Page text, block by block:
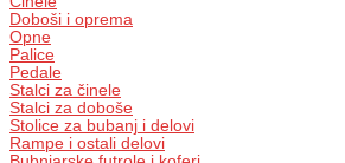
Doboši i oprema
Opne
Palice
Pedale
Stalci za činele
Stalci za doboše
Stolice za bubanj i delovi
Rampe i ostali delovi